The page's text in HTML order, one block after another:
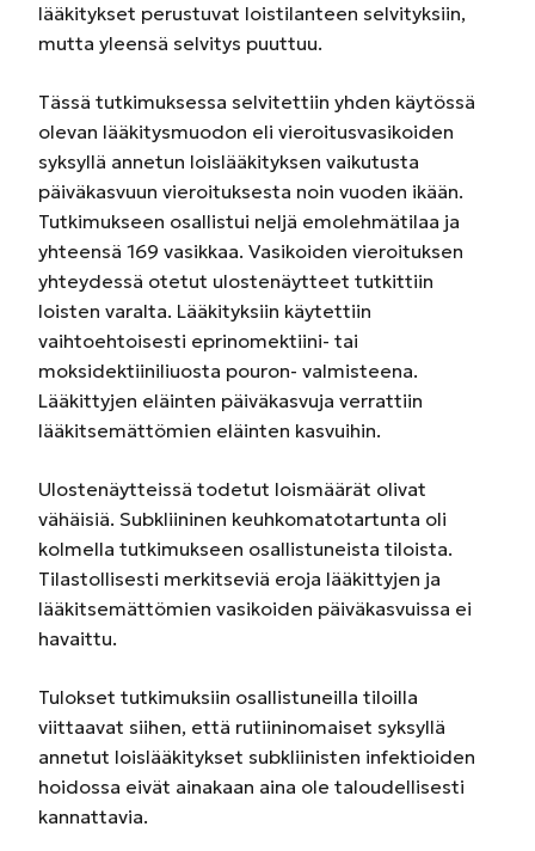
lääkitykset perustuvat loistilanteen selvityksiin,
mutta yleensä selvitys puuttuu.
Tässä tutkimuksessa selvitettiin yhden käytössä
olevan lääkitysmuodon eli vieroitusvasikoiden
syksyllä annetun loislääkityksen vaikutusta
päiväkasvuun vieroituksesta noin vuoden ikään.
Tutkimukseen osallistui neljä emolehmätilaa ja
yhteensä 169 vasikkaa. Vasikoiden vieroituksen
yhteydessä otetut ulostenäytteet tutkittiin
loisten varalta. Lääkityksiin käytettiin
vaihtoehtoisesti eprinomektiini- tai
moksidektiiniliuosta pouron- valmisteena.
Lääkittyjen eläinten päiväkasvuja verrattiin
lääkitsemättömien eläinten kasvuihin.
Ulostenäytteissä todetut loismäärät olivat
vähäisiä. Subkliininen keuhkomatotartunta oli
kolmella tutkimukseen osallistuneista tiloista.
Tilastollisesti merkitseviä eroja lääkittyjen ja
lääkitsemättömien vasikoiden päiväkasvuissa ei
havaittu.
Tulokset tutkimuksiin osallistuneilla tiloilla
viittaavat siihen, että rutiininomaiset syksyllä
annetut loislääkitykset subkliinisten infektioiden
hoidossa eivät ainakaan aina ole taloudellisesti
kannattavia.